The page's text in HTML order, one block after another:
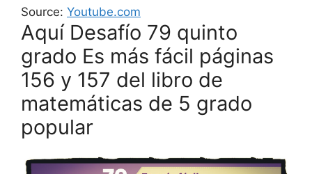
Source: Youtube.com
Aquí Desafío 79 quinto
grado Es más fácil páginas
156 y 157 del libro de
matemáticas de 5 grado
popular